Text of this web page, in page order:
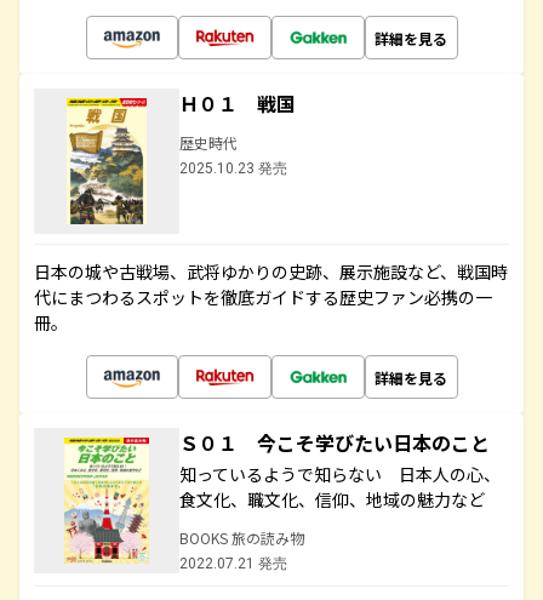
詳細を見る
Ｈ０１ 戦国
歴史時代
2025.10.23 発売
日本の城や古戦場、武将ゆかりの史跡、展示施設など、戦国時
代にまつわるスポットを徹底ガイドする歴史ファン必携の一
冊。
詳細を見る
Ｓ０１ 今こそ学びたい日本のこと
知っているようで知らない 日本人の心、
食文化、職文化、信仰、地域の魅力など
BOOKS 旅の読み物
2022.07.21 発売